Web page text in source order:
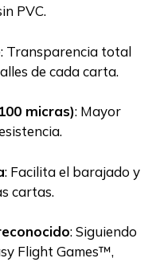
PVC.
: Transparencia total
de cada carta.
micras): Mayor
: Facilita el barajado y
cartas.
: Siguiendo
Flight Games™,